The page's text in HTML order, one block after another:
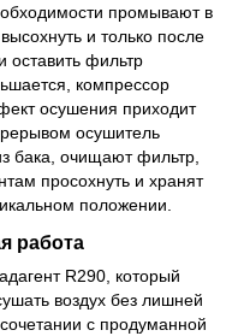
промывают в
и только после
оставить фильтр
компрессор
осушения приходит
осушитель
бака, очищают фильтр,
просохнуть и хранят
положении.
работа
R290, который
воздух без лишней
с продуманной